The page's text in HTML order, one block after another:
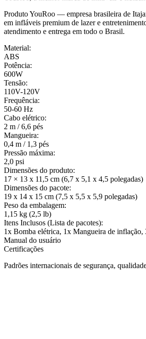
Produto YouRoo — empresa brasileira de
em infláveis premium de lazer e
atendimento e entrega em todo o Brasil.
Material:
ABS
Potência:
600W
Tensão:
110V-120V
Frequência:
50-60 Hz
Cabo elétrico:
2 m / 6,6 pés
Mangueira:
0,4 m / 1,3 pés
Pressão máxima:
2,0 psi
Dimensões do produto:
17 × 13 x 11,5 cm (6,7 x 5,1 x 4,5 polegadas)
Dimensões do pacote:
19 x 14 x 15 cm (7,5 x 5,5 x 5,9 polegadas)
Peso da embalagem:
1,15 kg (2,5 lb)
Itens Inclusos (Lista de pacotes):
1x Bomba elétrica, 1x Mangueira de inflação,
Manual do usuário
Certificações
Padrões internacionais de segurança,